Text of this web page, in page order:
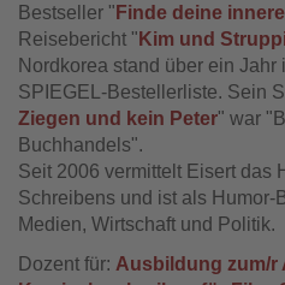
Bestseller " Finde deine
Reisebericht " Kim und
Nordkorea stand über ein Jahr
SPIEGEL-Bestellerliste. Sein
Ziegen und kein Peter" war
Buchhandels".
Seit 2006 vermittelt Eisert das
Schreibens und ist als Humor-
Medien, Wirtschaft und Politik.
Dozent für: Ausbildung zum/r